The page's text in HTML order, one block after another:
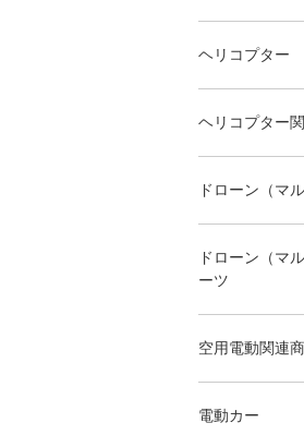
ヘリコプター
ヘリコプター
ドローン（マ
ドローン（マ
ーツ
空用電動関連
電動カー